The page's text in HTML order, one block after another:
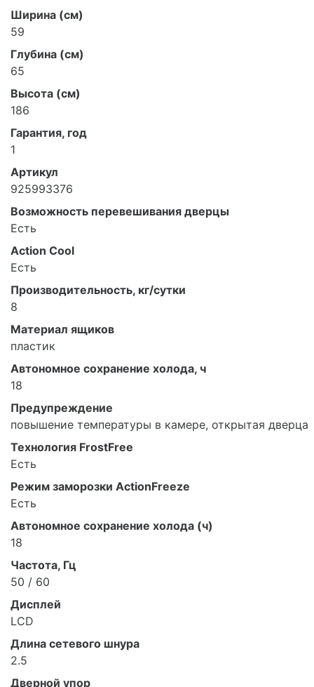
Ширина (см)
59
Глубина (см)
65
Высота (см)
186
Гарантия, год
1
Артикул
925993376
Возможность перевешивания дверцы
Есть
Action Cool
Есть
Производительность, кг/сутки
8
Материал ящиков
пластик
Автономное сохранение холода, ч
18
Предупреждение
повышение температуры в камере, открытая дверца
Технология FrostFree
Есть
Режим заморозки ActionFreeze
Есть
Автономное сохранение холода (ч)
18
Частота, Гц
50 / 60
Дисплей
LCD
Длина сетевого шнура
2.5
Дверной упор